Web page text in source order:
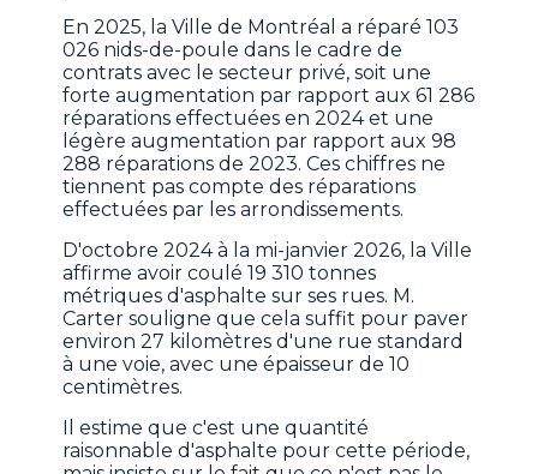
En 2025, la Ville de Montréal a réparé 103
026 nids-de-poule dans le cadre de
contrats avec le secteur privé, soit une
forte augmentation par rapport aux 61 286
réparations effectuées en 2024 et une
légère augmentation par rapport aux 98
288 réparations de 2023. Ces chiffres ne
tiennent pas compte des réparations
effectuées par les arrondissements.
D'octobre 2024 à la mi-janvier 2026, la Ville
affirme avoir coulé 19 310 tonnes
métriques d'asphalte sur ses rues. M.
Carter souligne que cela suffit pour paver
environ 27 kilomètres d'une rue standard
à une voie, avec une épaisseur de 10
centimètres.
Il estime que c'est une quantité
raisonnable d'asphalte pour cette période,